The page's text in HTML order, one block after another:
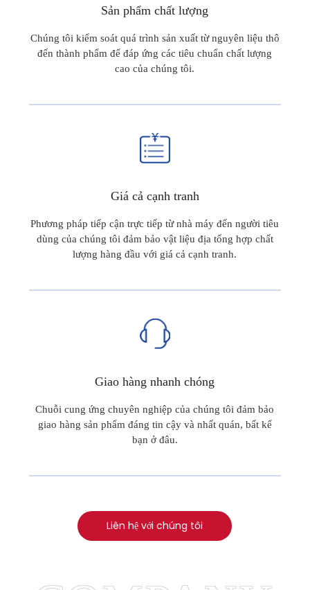
Sản phẩm chất lượng
Chúng tôi kiểm soát quá trình sản xuất từ nguyên liệu thô
đến thành phẩm để đáp ứng các tiêu chuẩn chất lượng
cao của chúng tôi.
Giá cả cạnh tranh
Phương pháp tiếp cận trực tiếp từ nhà máy đến người tiêu
dùng của chúng tôi đảm bảo vật liệu địa tổng hợp chất
lượng hàng đầu với giá cả cạnh tranh.
Giao hàng nhanh chóng
Chuỗi cung ứng chuyên nghiệp của chúng tôi đảm bảo
giao hàng sản phẩm đáng tin cậy và nhất quán, bất kể
bạn ở đâu.
Liên hệ với chúng tôi